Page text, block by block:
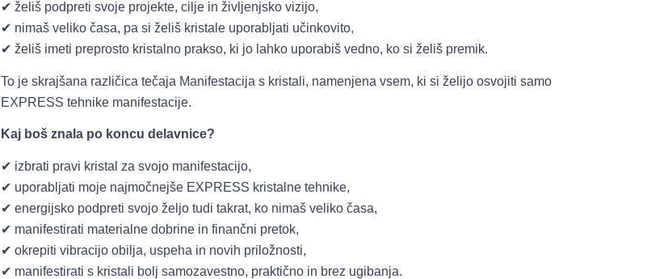
✔ želiš podpreti svoje projekte, cilje in življenjsko vizijo,
✔ nimaš veliko časa, pa si želiš kristale uporabljati učinkovito,
✔ želiš imeti preprosto kristalno prakso, ki jo lahko uporabiš vedno, ko si želiš premik.
To je skrajšana različica tečaja Manifestacija s kristali, namenjena vsem, ki si želijo osvojiti samo
EXPRESS tehnike manifestacije.
Kaj boš znala po koncu delavnice?
✔ izbrati pravi kristal za svojo manifestacijo,
✔ uporabljati moje najmočnejše EXPRESS kristalne tehnike,
✔ energijsko podpreti svojo željo tudi takrat, ko nimaš veliko časa,
✔ manifestirati materialne dobrine in finančni pretok,
✔ okrepiti vibracijo obilja, uspeha in novih priložnosti,
✔ manifestirati s kristali bolj samozavestno, praktično in brez ugibanja.